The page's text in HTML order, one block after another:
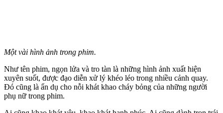
Một vài hình ảnh trong phim.
Như tên phim, ngọn lửa và tro tàn là những hình ảnh xuất hiện
xuyên suốt, được đạo diễn xử lý khéo léo trong nhiều cảnh quay.
Đó cũng là ẩn dụ cho nỗi khát khao cháy bỏng của những người
phụ nữ trong phim.